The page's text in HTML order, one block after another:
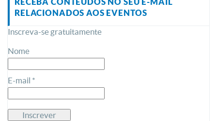
RELACIONADOS AOS EVENTOS
Inscreva-se gratuitamente
Nome
E-mail *